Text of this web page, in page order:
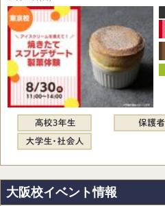
大阪校イベント情報